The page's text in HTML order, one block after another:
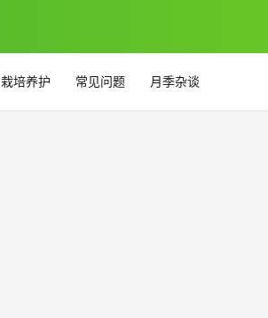
栽培养护 常见问题 月季杂谈